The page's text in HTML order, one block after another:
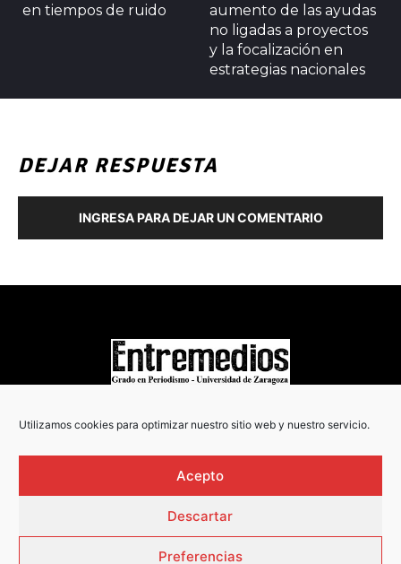
Utilizamos cookies para optimizar nuestro sitio web y nuestro servicio.
Acepto
Descartar
Preferencias
en tiempos de ruido
aumento de las ayudas
no ligadas a proyectos
y la focalización en
estrategias nacionales
DEJAR RESPUESTA
INGRESA PARA DEJAR UN COMENTARIO